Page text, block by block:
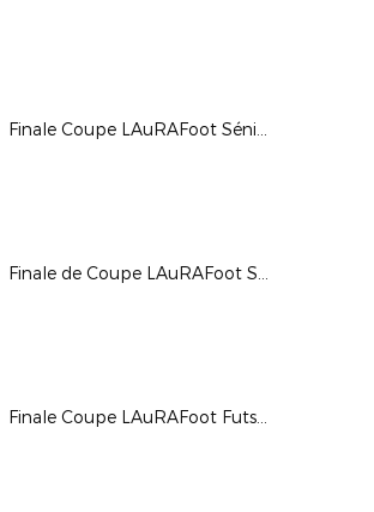
Finale Coupe LAuRAFoot Séniors Masculins 2025
Finale de Coupe LAuRAFoot Séniors Féminines 2025
Finale Coupe LAuRAFoot Futsal 2025